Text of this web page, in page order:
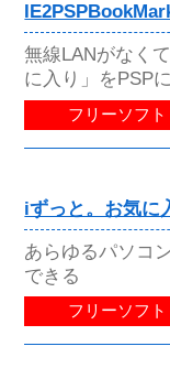
無線LANがなく
に入り」をPSP
フリーソフト
iずっと。お気に
あらゆるパソコ
できる
フリーソフト